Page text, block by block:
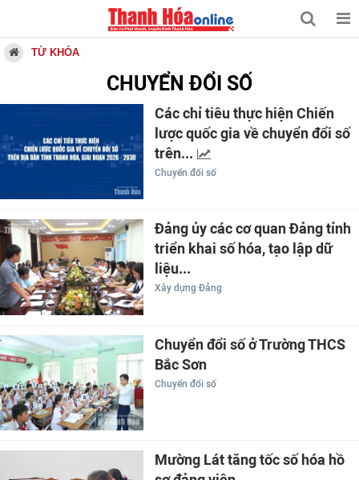
TỪ KHÓA
CHUYỂN ĐỔI SỐ
Các chỉ tiêu thực hiện Chiến
lược quốc gia về chuyển đổi số
trên...
Chuyển đổi số
Đảng ủy các cơ quan Đảng tỉnh
triển khai số hóa, tạo lập dữ
liệu...
Xây dựng Đảng
Chuyển đổi số ở Trường THCS
Bắc Sơn
Chuyển đổi số
Mường Lát tăng tốc số hóa hồ